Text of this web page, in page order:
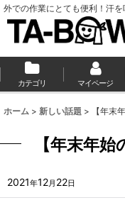
外での作業にとても便利！汗を
カテゴリ マイページ
ホーム > 新しい話題 > 【年末
【年末年
2021年12月 22日